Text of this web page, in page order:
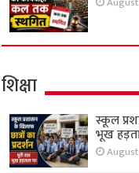
शिक्षा
स्कूल
भूख